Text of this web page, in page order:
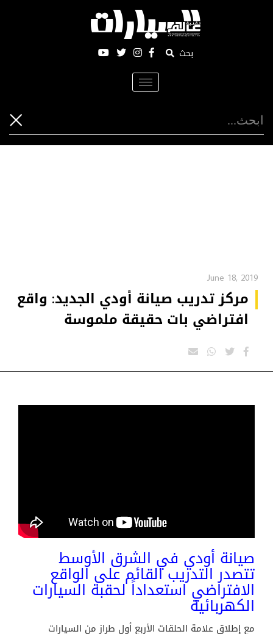
بحث
Toggle
navigation
June 18, 2019
مركز تدريب صيانة أودي الجديد: واقع
افتراضي بات حقيقة ملموسة
صيانة أودي في الشرق الأوسط
تتصدر التدريبالقائمعلىالواقع
الافتراضياستعداداًلحقبة السيارات
الكهربائية
مع إطلاق علامة الحلقات الأربع أول طراز من السيارات